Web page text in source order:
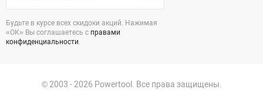
Будьте в курсе всех скидоки акций. Нажимая
«ОК» Вы соглашаетесь с правами
конфиденциальности.
© 2003 - 2026 Powertool. Все права защищены.